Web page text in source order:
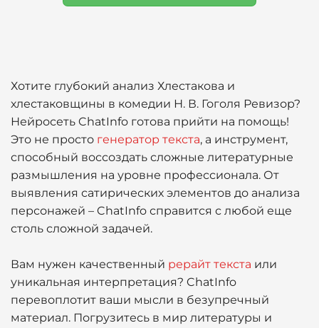
Хотите глубокий анализ Хлестакова и
хлестаковщины в комедии Н. В. Гоголя Ревизор?
Нейросеть ChatInfo готова прийти на помощь!
Это не просто генератор текста, а инструмент,
способный воссоздать сложные литературные
размышления на уровне профессионала. От
выявления сатирических элементов до анализа
персонажей – ChatInfo справится с любой еще
столь сложной задачей.
Вам нужен качественный рерайт текста или
уникальная интерпретация? ChatInfo
перевоплотит ваши мысли в безупречный
материал. Погрузитесь в мир литературы и